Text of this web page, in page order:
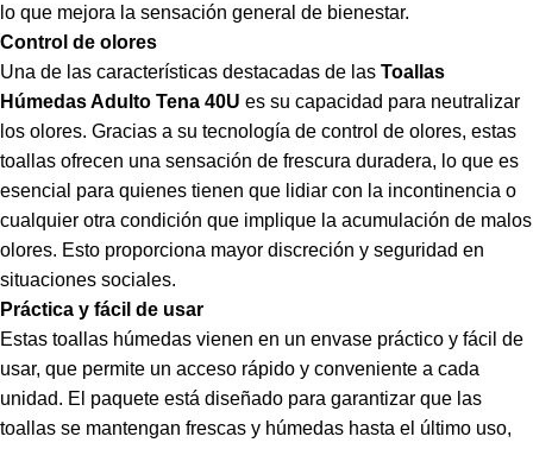
lo que mejora la sensación general de bienestar.
Control de olores
Una de las características destacadas de las Toallas
Húmedas Adulto Tena 40U es su capacidad para neutralizar
los olores. Gracias a su tecnología de control de olores, estas
toallas ofrecen una sensación de frescura duradera, lo que es
esencial para quienes tienen que lidiar con la incontinencia o
cualquier otra condición que implique la acumulación de malos
olores. Esto proporciona mayor discreción y seguridad en
situaciones sociales.
Práctica y fácil de usar
Estas toallas húmedas vienen en un envase práctico y fácil de
usar, que permite un acceso rápido y conveniente a cada
unidad. El paquete está diseñado para garantizar que las
toallas se mantengan frescas y húmedas hasta el último uso,